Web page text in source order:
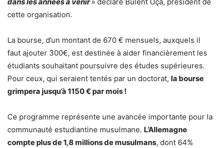
cette organisation.
La bourse, d’un montant de 670 € mensuels, auxquels il
faut ajouter 300€, est destinée à aider financièrement les
étudiants souhaitant poursuivre des études supérieures.
Pour ceux, qui seraient tentés par un doctorat, la bourse
grimpera jusqu’à 1150 € par mois !
Ce programme représente une avancée importante pour la
communauté estudiantine musulmane. L’Allemagne
compte plus de 1,8 millions de musulmans, dont 64%